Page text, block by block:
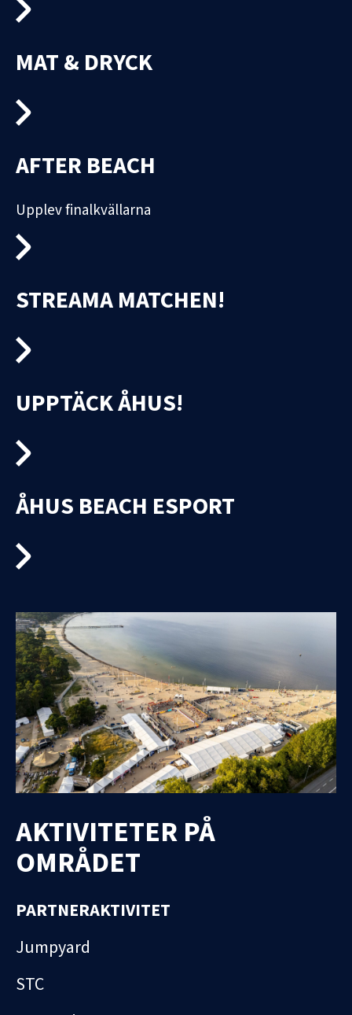
MAT & DRYCK
AFTER BEACH
Upplev finalkvällarna
STREAMA MATCHEN!
UPPTÄCK ÅHUS!
ÅHUS BEACH ESPORT
AKTIVITETER PÅ
OMRÅDET
PARTNERAKTIVITET
Jumpyard
STC